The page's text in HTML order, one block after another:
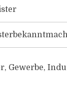
Gewerbe,